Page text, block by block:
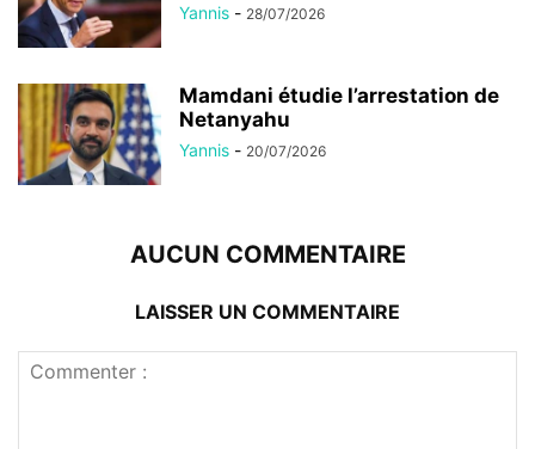
Yannis - 28/07/2026
Mamdani étudie l’arrestation de
Netanyahu
Yannis - 20/07/2026
AUCUN COMMENTAIRE
LAISSER UN COMMENTAIRE